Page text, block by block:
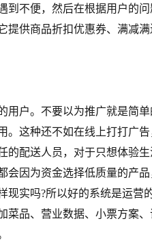
到不便，然后在根据用户的
提供商品折扣优惠券、满减
用户。不要以为推广就是简
。这种还不如在线上打打广
的配送人员，对于只想体验
会因为资金选择低质量的产
现实吗?所以好的系统是运营
菜品、营业数据、小票方案